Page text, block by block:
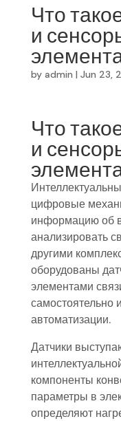
Что
и
by admin | Jun 23,
Что
и
цифровые
информацию об
анализировать
другими
оборудованы
элементами
самостоятельно
автоматизации.
Датчики
компоненты
параметры в
определяют